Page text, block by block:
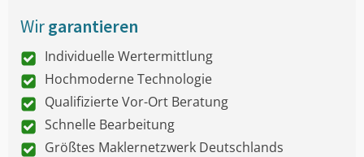
Wirgarantieren
Individuelle Wertermittlung
Hochmoderne Technologie
Qualifizierte Vor-Ort Beratung
Schnelle Bearbeitung
Größtes Maklernetzwerk Deutschlands